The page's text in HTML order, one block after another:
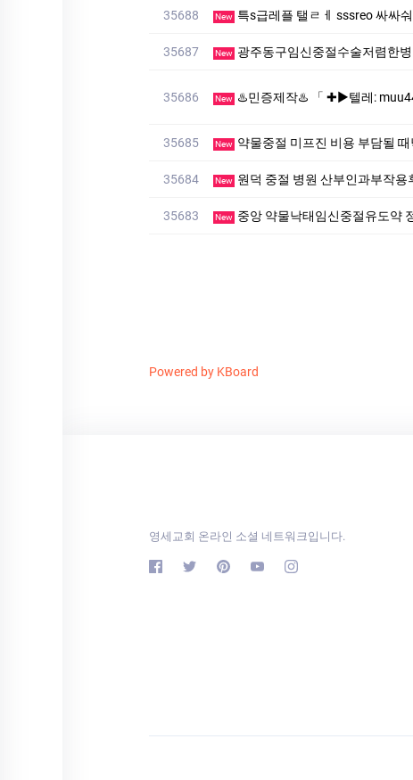
35688 New 특s급레플 탤ㄹㅔ sssreo 싸싸숴러
35687 New 광주동구임신중절수술저렴한
35686 New ♨️민증제작♨️ 「 ✚▶텔레: muu4466」◈ ♨️#대학교졸업증
35685 New 약물중절 미프진 비용 부담될
35684 New 원덕 중절 병원 산부인과부작
35683 New 중앙 약물낙태임신중절유도약
Powered by KBoard
영세교회 온라인 소셜 네트워크입니다.